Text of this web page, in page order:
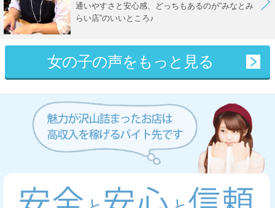
通いやすさと安心感、どっちもあるのが“みなとみ
らい店”のいいところ♪
女の子の声をもっと見る